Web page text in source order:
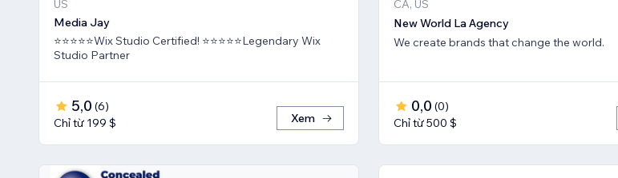
US
Media Jay
⭐⭐⭐⭐⭐Wix Studio Certified! ⭐⭐⭐⭐⭐Legendary Wix
Studio Partner
5,0 (6)
Chỉ từ 199 $
Xem
CA, US
New World La Agency
We create brands that change the world.
0,0 (0)
Chỉ từ 500 $